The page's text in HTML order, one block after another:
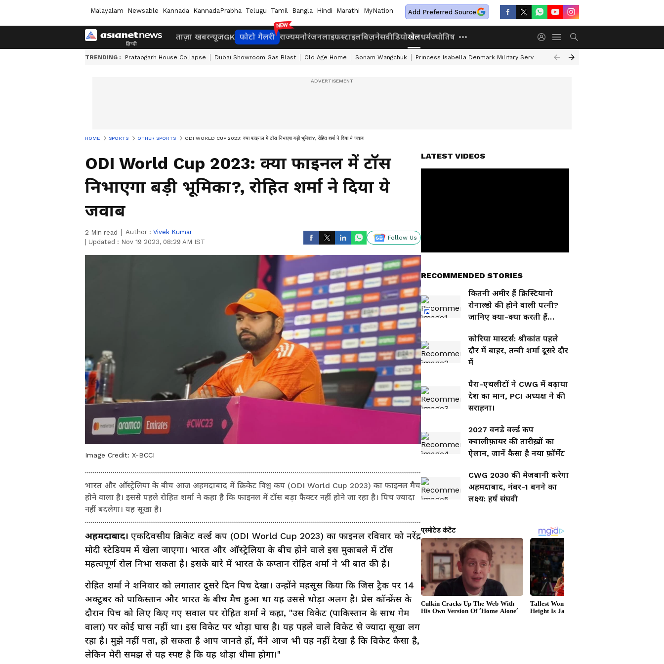
Malayalam Newsable Kannada KannadaPrabha Telugu Tamil Bangla Hindi Marathi MyNation Add Preferred Source
ताज़ा खबरन्यूजGK फोटो गैलरी राज्यमनोरंजनलाइफस्टाइलबिज़नेसवीडियोखेलधर्मज्योतिष
TRENDING : Pratapgarh House Collapse Dubai Showroom Gas Blast Old Age Home Sonam Wangchuk Princess Isabella Denmark Military Service UAE Deportation Vishakha Rathod
HOME SPORTS OTHER SPORTS ODI WORLD CUP 2023: क्या फाइनल में टॉस निभाएगा बड़ी भूमिका?, रोहित शर्मा ने दिया ये जवाब
ODI World Cup 2023: क्या फाइनल में टॉस
निभाएगा बड़ी भूमिका?, रोहित शर्मा ने दिया ये
जवाब
2 Min read Author : Vivek Kumar
Updated : Nov 19 2023, 08:29 AM IST
Follow Us
Image Credit: X-BCCI
भारत और ऑस्ट्रेलिया के बीच आज अहमदाबाद में क्रिकेट विश्व कप (ODI World Cup 2023) का फाइनल मैच
होने वाला है। इससे पहले रोहित शर्मा ने कहा है कि फाइनल में टॉस बड़ा फैक्टर नहीं होने जा रहा है। पिच ज्यादा
नहीं बदलेगा। यह सूखा है।
अहमदाबाद। एकदिवसीय क्रिकेट वर्ल्ड कप (ODI World Cup 2023) का फाइनल रविवार को नरेंद्र
मोदी स्टेडियम में खेला जाएगा। भारत और ऑस्ट्रेलिया के बीच होने वाले इस मुकाबले में टॉस
महत्वपूर्ण रोल निभा सकता है। इसके बारे में भारत के कप्तान रोहित शर्मा ने भी बात की है।
रोहित शर्मा ने शनिवार को लगातार दूसरे दिन पिच देखा। उन्होंने महसूस किया कि जिस ट्रैक पर 14
अक्टूबर को पाकिस्तान और भारत के बीच मैच हुआ था यह उससे थोड़ा अलग है। प्रेस कॉन्फ्रेंस के
दौरान पिच को लिए किए गए सवाल पर रोहित शर्मा ने कहा, "उस विकेट (पाकिस्तान के साथ गेम
वाला) पर कोई घास नहीं था। इस विकेट पर थोड़ा घास है। यह पहले वाले विकेट से ज्यादा सूखा लग
रहा है। मुझे नहीं पता, हो सकता है आप जानते हों, मैंने आज भी यह नहीं देखा है कि विकेट कैसा है,
लेकिन मेरी समझ से यह स्पष्ट है कि यह थोड़ा धीमा होगा।"
LATEST VIDEOS
RECOMMENDED STORIES
कितनी अमीर हैं क्रिस्टियानो
रोनाल्डो की होने वाली पत्नी?
जानिए क्या-क्या करती हैं
कोरिया मास्टर्स: श्रीकांत पहले
दौर में बाहर, तन्वी शर्मा दूसरे दौर
में
पैरा-एथलीटों ने CWG में बढ़ाया
देश का मान, PCI अध्यक्ष ने की
सराहना।
2027 वनडे वर्ल्ड कप
क्वालीफ़ायर की तारीख़ों का
ऐलान, जानें कैसा है नया फ़ॉर्मेट
CWG 2030 की मेजबानी करेगा
अहमदाबाद, नंबर-1 बनने का
लक्ष्य: हर्ष संघवी